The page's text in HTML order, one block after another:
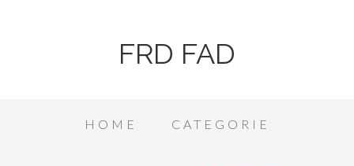
FRD FAD
HOME CATEGORIE